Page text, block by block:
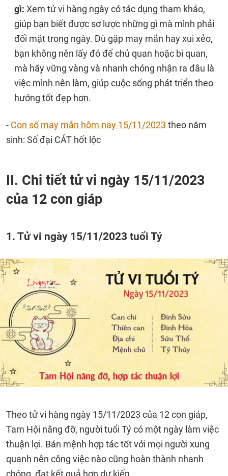
gì: Xem tử vi hàng ngày có tác dụng tham khảo,
giúp bạn biết được sơ lược những gì mà mình phải
đối mặt trong ngày. Dù gặp may mắn hay xui xẻo,
bạn không nên lấy đó để chủ quan hoặc bi quan,
mà hãy vững vàng và nhanh chóng nhận ra đâu là
việc mình nên làm, giúp cuộc sống phát triển theo
hướng tốt đẹp hơn.
- Con số may mắn hôm nay 15/11/2023 theo năm
sinh: Số đại CÁT hốt lộc
II. Chi tiết tử vi ngày 15/11/2023
của 12 con giáp
1. Tử vi ngày 15/11/2023 tuổi Tý
Theo tử vi hàng ngày 15/11/2023 của 12 con giáp,
Tam Hội nâng đỡ, người tuổi Tý có một ngày làm việc
thuận lợi. Bản mệnh hợp tác tốt với mọi người xung
quanh nên công việc nào cũng hoàn thành nhanh
chóng, đạt kết quả hơn dự kiến.